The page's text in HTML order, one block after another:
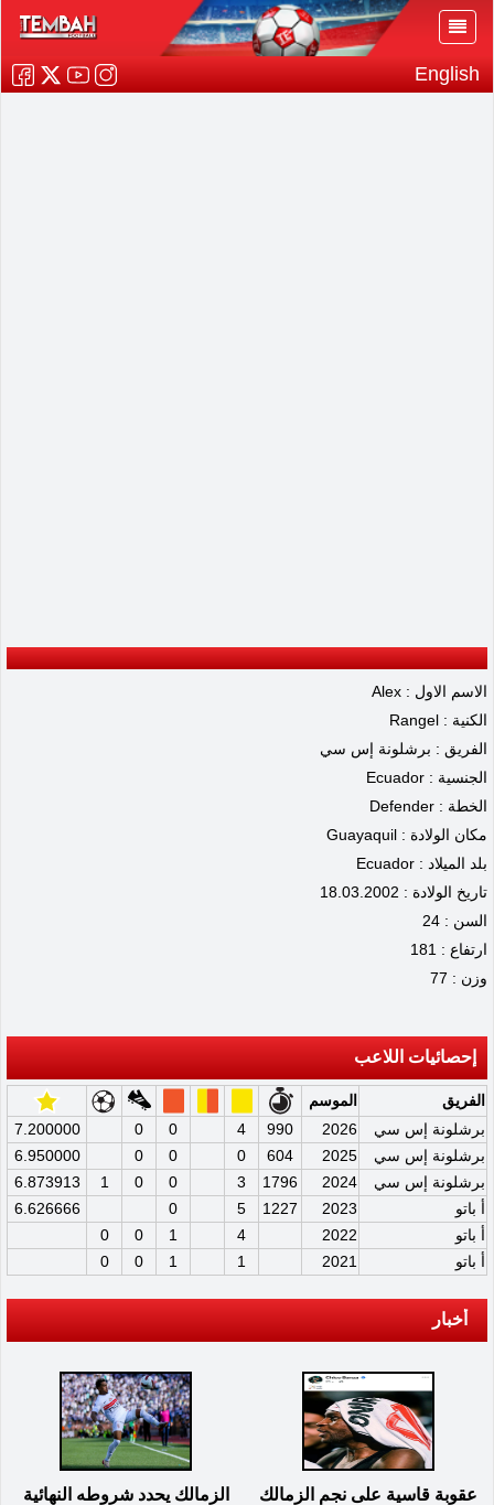
English
الاسم الاول : Alex
الكنية : Rangel
الفريق : برشلونة إس سي
الجنسية : Ecuador
الخطة : Defender
مكان الولادة : Guayaquil
بلد الميلاد : Ecuador
تاريخ الولادة : 18.03.2002
السن : 24
ارتفاع : 181
وزن : 77
إحصائيات اللاعب
الفريق
الموسم
برشلونة إس سي
2026
990
4
0
0
7.200000
برشلونة إس سي
2025
604
0
0
0
6.950000
برشلونة إس سي
2024
1796
3
0
0
1
6.873913
أ باتو
2023
1227
5
0
6.626666
أ باتو
2022
4
1
0
0
أ باتو
2021
1
1
0
0
أخبار
عقوبة قاسية على نجم الزمالك
الزمالك يحدد شروطه النهائية